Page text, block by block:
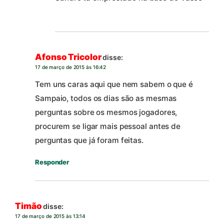
Afonso Tricolordisse:
17 de março de 2015 às 16:42
Tem uns caras aqui que nem sabem o que é
Sampaio, todos os dias são as mesmas
perguntas sobre os mesmos jogadores,
procurem se ligar mais pessoal antes de
perguntas que já foram feitas.
Responder
Timão disse:
17 de março de 2015 às 13:14